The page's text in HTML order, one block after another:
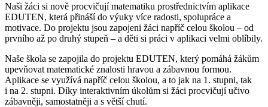
Naši žáci si nově procvičují matematiku prostřednictvím aplikace
EDUTEN, která přináší do výuky více radosti, spolupráce a
motivace. Do projektu jsou zapojeni žáci napříč celou školou – od
prvního až po druhý stupeň – a děti si práci v aplikaci velmi oblíbily.
Naše škola se zapojila do projektu EDUTEN, který pomáhá žákům
upevňovat matematické znalosti hravou a zábavnou formou.
Aplikace se využívá napříč celou školou, a to jak na 1. stupni, tak
i na 2. stupni. Díky interaktivním úkolům si žáci procvičují učivo
zábavněji, samostatněji a s větší chutí.